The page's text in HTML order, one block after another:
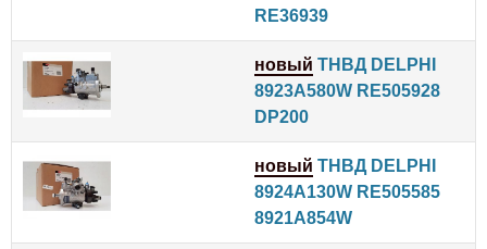
RE36939
новый ТНВД DELPHI
8923A580W RE505928
DP200
новый ТНВД DELPHI
8924A130W RE505585
8921A854W